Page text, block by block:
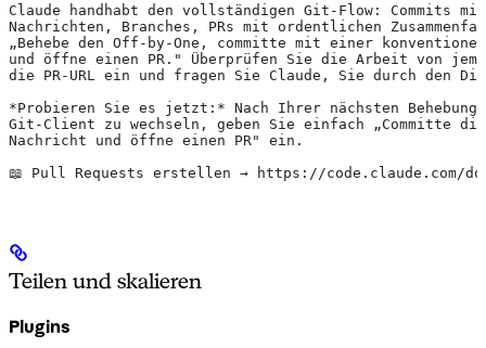
Claude handhabt den vollständigen Git-Flow: Commits
Nachrichten, Branches, PRs mit ordentlichen
„Behebe den Off-by-One, committe mit einer
und öffne einen PR." Überprüfen Sie die Arbeit von
die PR-URL ein und fragen Sie Claude, Sie durch den
*Probieren Sie es jetzt:* Nach Ihrer nächsten
Git-Client zu wechseln, geben Sie einfach „Committe
Nachricht und öffne einen PR" ein.
📖 Pull Requests erstellen → https://code.claude.com/
Teilen und skalieren
Plugins